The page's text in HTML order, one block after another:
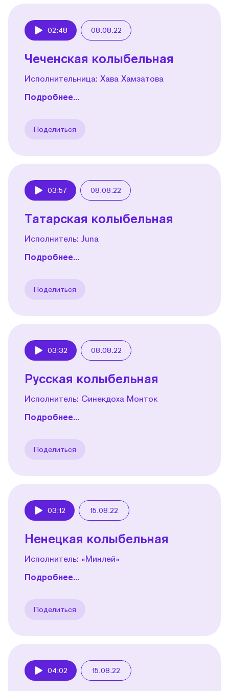
02:48 08.08.22
Чеченская колыбельная
Исполнительница: Хава Хамзатова
Подробнее...
Поделиться
03:57 08.08.22
Татарская колыбельная
Исполнитель: Juna
Подробнее...
Поделиться
03:32 08.08.22
Русская колыбельная
Исполнитель: Синекдоха Монток
Подробнее...
Поделиться
03:12 15.08.22
Ненецкая колыбельная
Исполнитель: «Минлей»
Подробнее...
Поделиться
04:02 15.08.22